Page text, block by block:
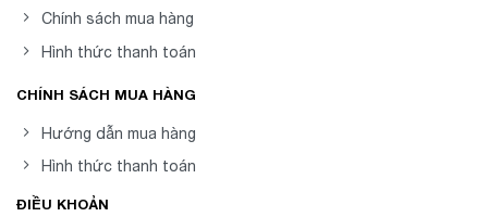
Chính sách mua hàng
Hình thức thanh toán
CHÍNH SÁCH MUA HÀNG
Hướng dẫn mua hàng
Hình thức thanh toán
ĐIỀU KHOẢN